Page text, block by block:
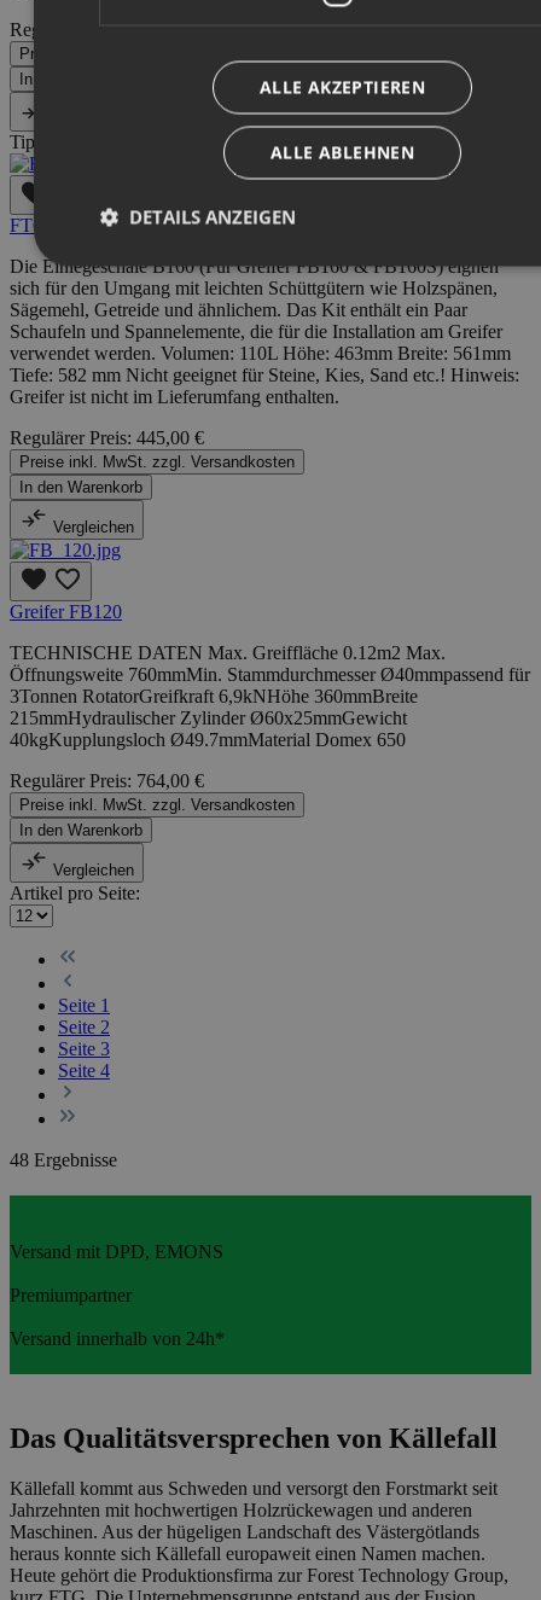
Regulärer Preis:
Preise inkl. MwSt. zzgl. Versandkosten
In den Warenkorb
Tipp
FTG Källefall Einsatzschaufel B160
Die Einlegeschale B160 (Für Greifer FB160 & FB160S) eignen
sich für den Umgang mit leichten Schüttgütern wie Holzspänen,
Sägemehl, Getreide und ähnlichem. Das Kit enthält ein Paar
Schaufeln und Spannelemente, die für die Installation am Greifer
verwendet werden. Volumen: 110L Höhe: 463mm Breite: 561mm
Tiefe: 582 mm Nicht geeignet für Steine, Kies, Sand etc.! Hinweis:
Greifer ist nicht im Lieferumfang enthalten.
Regulärer Preis: 445,00 €
Preise inkl. MwSt. zzgl. Versandkosten
In den Warenkorb
Vergleichen
Greifer FB120
TECHNISCHE DATEN Max. Greiffläche 0.12m2 Max.
Öffnungsweite 760mmMin. Stammdurchmesser Ø40mmpassend für
3Tonnen RotatorGreifkraft 6,9kNHöhe 360mmBreite
215mmHydraulischer Zylinder Ø60x25mmGewicht
40kgKupplungsloch Ø49.7mmMaterial Domex 650
Regulärer Preis: 764,00 €
Preise inkl. MwSt. zzgl. Versandkosten
In den Warenkorb
Vergleichen
Artikel pro Seite:
Seite 1
Seite 2
Seite 3
Seite 4
48 Ergebnisse
Versand mit DPD, EMONS
Premiumpartner
Versand innerhalb von 24h*
Das Qualitätsversprechen von Källefall
Källefall kommt aus Schweden und versorgt den Forstmarkt seit
Jahrzehnten mit hochwertigen Holzrückewagen und anderen
Maschinen. Aus der hügeligen Landschaft des Västergötlands
heraus konnte sich Källefall europaweit einen Namen machen.
Heute gehört die Produktionsfirma zur Forest Technology Group,
ALLE AKZEPTIEREN
ALLE ABLEHNEN
DETAILS ANZEIGEN